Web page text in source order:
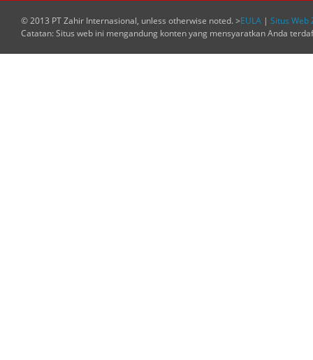
© 2013 PT Zahir Internasional, unless otherwise noted. >EULA | Situs Web
Catatan: Situs web ini mengandung konten yang mensyaratkan Anda